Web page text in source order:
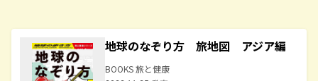
地球のなぞり方 旅地図 アジア編
BOOKS 旅と健康